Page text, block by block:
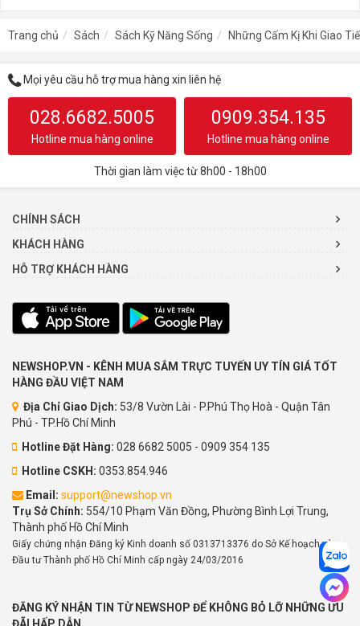
Trang chủ Sách Sách Kỹ Năng Sống Những Cấm Kị Khi Giao
Mọi yêu cầu hỗ trợ mua hàng xin liên hệ
028.6682.5005
Hotline mua hàng online
0909.354.135
Hotline mua hàng online
Thời gian làm việc từ 8h00 - 18h00
CHÍNH SÁCH
KHÁCH HÀNG
HỖ TRỢ KHÁCH HÀNG
NEWSHOP.VN - KÊNH MUA SẮM TRỰC TUYẾN UY TÍN GIÁ TỐT
HÀNG ĐẦU VIỆT NAM
Địa Chỉ Giao Dịch: 53/8 Vườn Lài - P.Phú Thọ Hoà - Quận Tân
Phú - TP.Hồ Chí Minh
Hotline Đặt Hàng: 028 6682 5005 - 0909 354 135
Hotline CSKH: 0353.854.946
Email: support@newshop.vn
Trụ Sở Chính: 554/10 Phạm Văn Đồng, Phường Bình Lợi Trung,
Thành phố Hồ Chí Minh
Giấy chứng nhận Đăng ký Kinh doanh số 0313713376 do Sở Kế hoạch và
Đầu tư Thành phố Hồ Chí Minh cấp ngày 24/03/2016
ĐĂNG KÝ NHẬN TIN TỪ NEWSHOP ĐỂ KHÔNG BỎ LỠ NHỮNG ƯU
ĐÃI HẤP DẪN